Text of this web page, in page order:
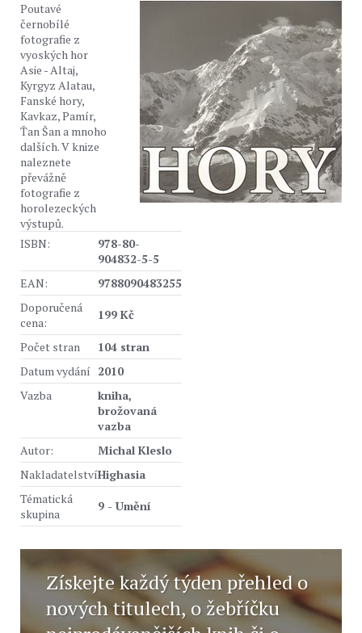
Poutavé
černobílé
fotografie z
vyoských hor
Asie - Altaj,
Kyrgyz Alatau,
Fanské hory,
Kavkaz, Pamír,
Ťan Šan a mnoho
dalších. V knize
naleznete
převážně
fotografie z
horolezeckých
výstupů.
ISBN:
978-80-
904832-5-5
EAN:
9788090483255
Doporučená
cena:
199 Kč
Počet stran
104 stran
Datum vydání 2010
Vazba
kniha,
brožovaná
vazba
Autor:
Michal Kleslo
NakladatelstvíHighasia
Tématická
skupina
9 - Umění
Získejte každý týden přehled o
nových titulech, o žebříčku